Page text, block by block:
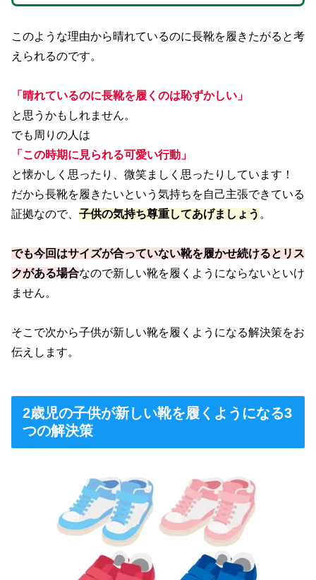
このような理由から晴れているのに長靴を履きたがると考
えられるのです。
「晴れているのに長靴を履くのは恥ずかしい」
と思うかもしれません。
でも周りの人は
「この時期に見られる可愛い行動」
と懐かしく思ったり、微笑ましく思ったりしています！
だから長靴を履きたいという気持ちを自己主張できている
証拠なので、 子供の気持ち尊重してあげましょう 。
でも今回はサイズが合っていない靴を履かせ続けるとリス
クがある場合なので新しい靴を履くようにならないといけ
ません。
そこで次から子供が新しい靴を履くようになる解決策をお
伝えします。
2歳児の子供が新しい靴を履くようになる3
つの解決策